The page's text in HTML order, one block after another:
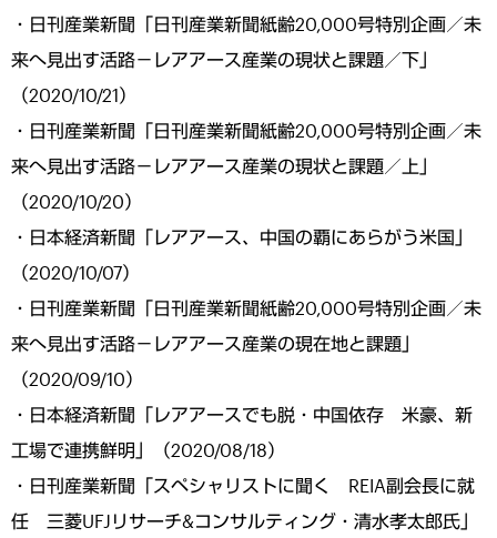
・日刊産業新聞「日刊産業新聞紙齢20,000号特別企画／未
来へ見出す活路－レアアース産業の現状と課題／下」
（2020/10/21）
・日刊産業新聞「日刊産業新聞紙齢20,000号特別企画／未
来へ見出す活路－レアアース産業の現状と課題／上」
（2020/10/20）
・日本経済新聞「レアアース、中国の覇にあらがう米国」
（2020/10/07）
・日刊産業新聞「日刊産業新聞紙齢20,000号特別企画／未
来へ見出す活路－レアアース産業の現在地と課題」
（2020/09/10）
・日本経済新聞「レアアースでも脱・中国依存 米豪、新
工場で連携鮮明」（2020/08/18）
・日刊産業新聞「スペシャリストに聞く REIA副会長に就
任 三菱UFJリサーチ&コンサルティング・清水孝太郎氏」